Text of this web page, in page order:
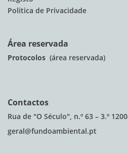
Politica de Privacidade
Área reservada
Protocolos (área reservada)
Contactos
Rua de "O Século", n.º 63 – 3.º
geral@fundoambiental.pt